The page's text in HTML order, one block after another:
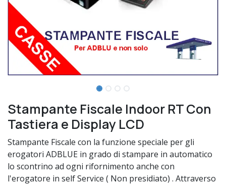
Stampante Fiscale Indoor RT Con
Tastiera e Display LCD
Stampante Fiscale con la funzione speciale per gli
erogatori ADBLUE in grado di stampare in automatico
lo scontrino ad ogni rifornimento anche con
l'erogatore in self Service ( Non presidiato) . Attraverso